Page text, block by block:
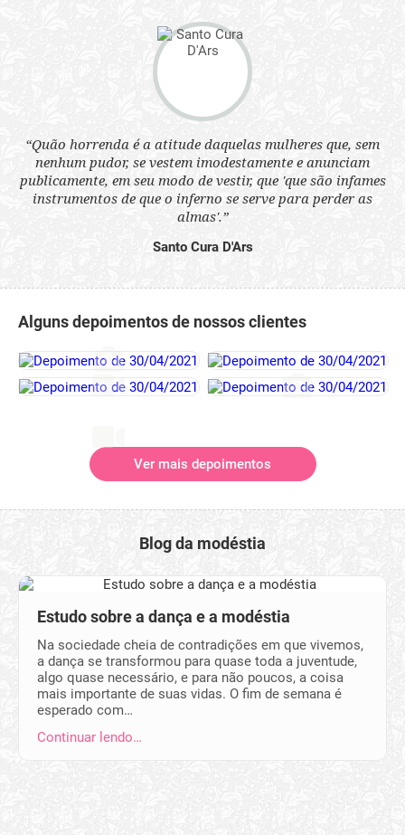
“Quão horrenda é a atitude daquelas mulheres que, sem
nenhum pudor, se vestem imodestamente e anunciam
publicamente, em seu modo de vestir, que 'que são infames
instrumentos de que o inferno se serve para perder as
almas'.”
Santo Cura D'Ars
Alguns depoimentos de nossos clientes
Ver mais depoimentos
Blog da modéstia
Estudo sobre a dança e a modéstia
Na sociedade cheia de contradições em que vivemos,
a dança se transformou para quase toda a juventude,
algo quase necessário, e para não poucos, a coisa
mais importante de suas vidas. O fim de semana é
esperado com…
Continuar lendo…